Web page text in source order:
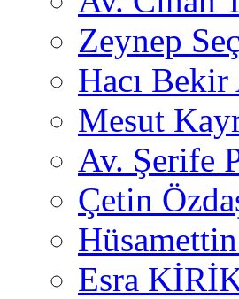
Zeynep
Hacı
Mesut
Av. Şerife
Çetin
Esra